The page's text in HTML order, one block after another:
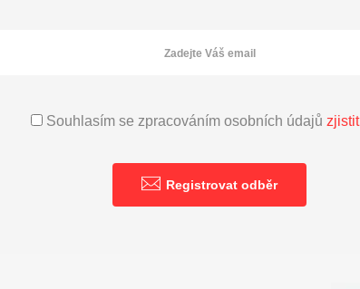
Souhlasím se zpracováním osobních údajů
Registrovat odběr